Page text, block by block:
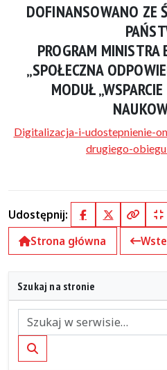
DOFINANSOWANO ZE
PROGRAM MINISTRA
„SPOŁECZNA
MODUŁ
Digitalizacja-i-udostepnienie-
drugiego-
Udostępnij: FacebookX (Twitter)
Kopiuj
Strona główna
Szukaj na stronie
Szukaj